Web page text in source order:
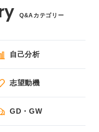
Q&Aカテゴリー
自己分析
志望動機
GD・GW